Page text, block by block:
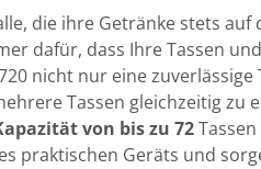
die ihre Getränke stets
dafür, dass Ihre Tassen
nicht nur eine
Tassen gleichzeitig zu
von bis zu 72
praktischen Geräts und